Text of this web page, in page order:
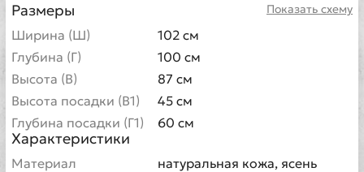
Показать схему
Размеры
Ширина (Ш)
102 см
Глубина (Г)
100 см
Высота (В)
87 см
Высота посадки (В1)
45 см
Глубина посадки (Г1)
60 см
Характеристики
Материал
натуральная кожа, ясень